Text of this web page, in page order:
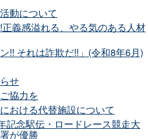
動について
義感溢れる、やる気のある人材
!! それは詐欺だ!!」(令和8年6月)
せ
協力を
おける代替施設について
記念駅伝・ロードレース競走大
が優勝